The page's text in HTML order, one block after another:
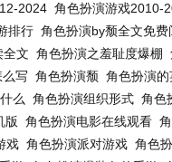
2024 角色扮演游戏2010-
排行 角色扮演by颓全文免费
全文 角色扮演之羞耻度爆棚
写 角色扮演颓 角色扮演的
么 角色扮演组织形式 角色
版 角色扮演电影在线观看
戏 角色扮演派对游戏 角色